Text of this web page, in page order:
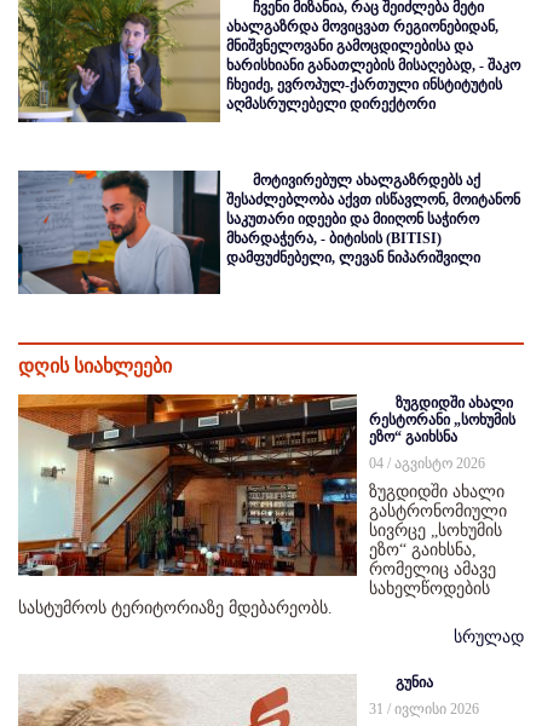
ჩვენი მიზანია, რაც შეიძლება მეტი
ახალგაზრდა მოვიცვათ რეგიონებიდან,
მნიშვნელოვანი გამოცდილებისა და
ხარისხიანი განათლების მისაღებად, - შაკო
ჩხეიძე, ევროპულ-ქართული ინსტიტუტის
აღმასრულებელი დირექტორი
მოტივირებულ ახალგაზრდებს აქ
შესაძლებლობა აქვთ ისწავლონ, მოიტანონ
საკუთარი იდეები და მიიღონ საჭირო
მხარდაჭერა, - ბიტისის (BITISI)
დამფუძნებელი, ლევან ნიპარიშვილი
დღის სიახლეები
ზუგდიდში ახალი
რესტორანი „სოხუმის
ეზო“ გაიხსნა
04 / აგვისტო 2026
ზუგდიდში ახალი
გასტრონომიული
სივრცე „სოხუმის
ეზო“ გაიხსნა,
რომელიც ამავე
სახელწოდების
სასტუმროს ტერიტორიაზე მდებარეობს.
სრულად
გუნია
31 / ივლისი 2026